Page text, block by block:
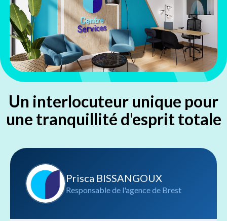
Un interlocuteur unique pour
une tranquillité d'esprit totale
Prisca BISSANGOUX
Responsable de l'agence de Brest